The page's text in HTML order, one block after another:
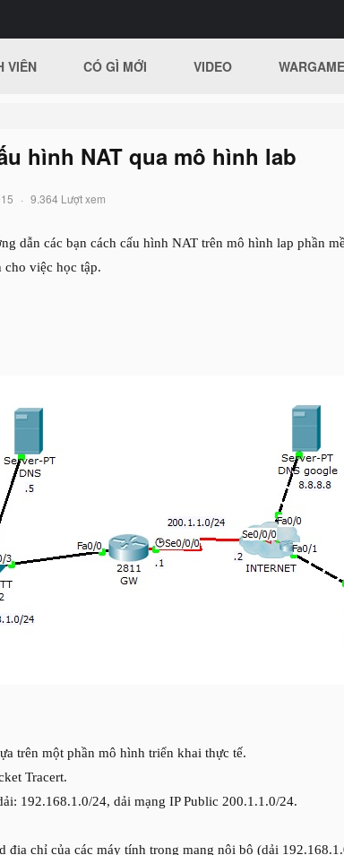
VIÊN CÓ GÌ MỚI VIDEO WARGAME
hình NAT qua mô hình lab
9.364 Lượt xem
dẫn các bạn cách cấu hình NAT trên mô hình lap phần
việc học tập.
trên một phần mô hình triển khai thực tế.
Tracert.
192.168.1.0/24, dải mạng IP Public 200.1.1.0/24.
địa chỉ của các máy tính trong mạng nội bộ (dải